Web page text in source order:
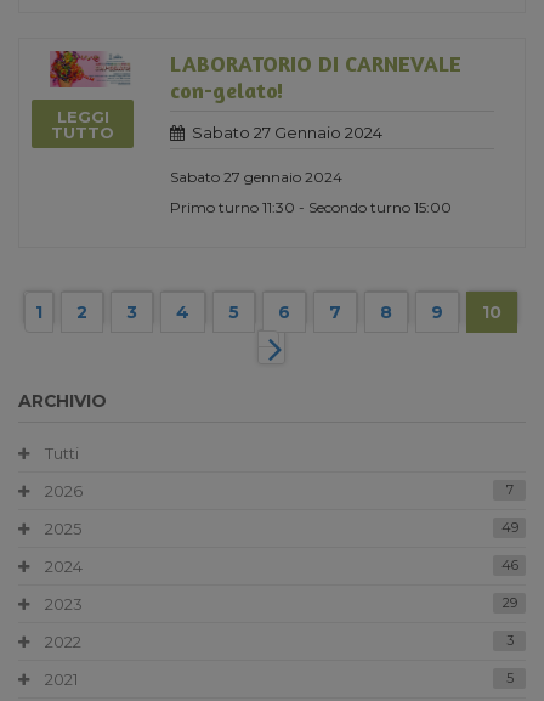
LEGGI
TUTTO
LABORATORIO DI CARNEVALE
con-gelato!
Sabato 27 Gennaio 2024
Sabato 27 gennaio 2024
Primo turno 11:30 - Secondo turno 15:00
1 2 3 4 5 6 7 8 9 10
ARCHIVIO
Tutti
2026
7
2025 49
2024 46
2023 29
2022 3
2021 5